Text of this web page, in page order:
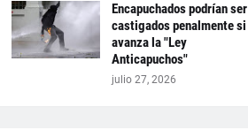
Encapuchados podrían ser
castigados penalmente si
avanza la "Ley
Anticapuchos"
julio 27, 2026